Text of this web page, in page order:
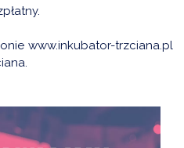
www.inkubator-trzciana.pl